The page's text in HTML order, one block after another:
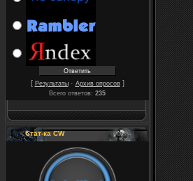
[ Результаты· Архив опросов]
Всего ответов: 235
Стат-ка CW